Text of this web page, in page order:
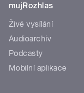
mujRozhlas
Živé vysílání
Audioarchiv
Podcasty
Mobilní aplikace